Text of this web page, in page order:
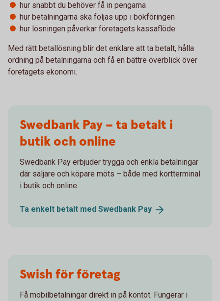
hur snabbt du behöver få in pengarna
hur betalningarna ska följas upp i bokföringen
hur lösningen påverkar företagets kassaflöde
Med rätt betallösning blir det enklare att ta betalt, hålla
ordning på betalningarna och få en bättre överblick över
företagets ekonomi.
Swedbank Pay – ta betalt i
butik och online
Swedbank Pay erbjuder trygga och enkla betalningar
där säljare och köpare möts – både med kortterminal
i butik och online
Ta enkelt betalt med Swedbank Pay
Swish för företag
Få mobilbetalningar direkt in på kontot. Fungerar i